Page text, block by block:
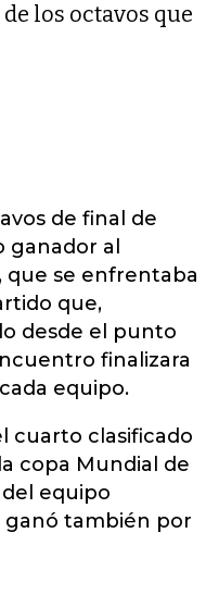
los octavos que
de final de
al
que se enfrentaba
que,
desde el punto
finalizara
equipo.
cuarto clasificado
copa Mundial de
del equipo
también por